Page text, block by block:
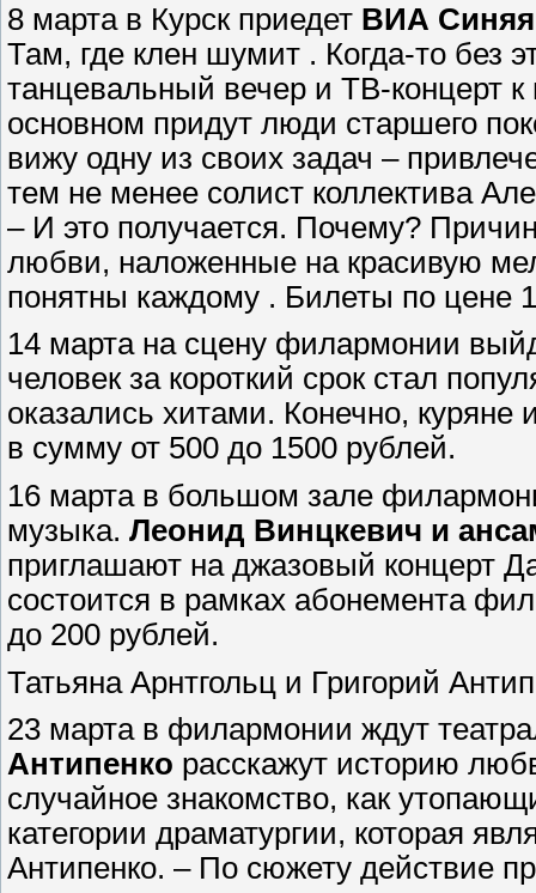
8 марта в Курск приедет ВИА
Там, где клен шумит . Когда-то без
танцевальный вечер и ТВ-концерт
основном придут люди старшего
вижу одну из своих задач –
тем не менее солист коллектива
– И это получается. Почему?
любви, наложенные на красивую
понятны каждому . Билеты по цене
14 марта на сцену филармонии
человек за короткий срок стал
оказались хитами. Конечно, куряне
в сумму от 500 до 1500 рублей.
16 марта в большом зале
музыка. Леонид Винцкевич и
приглашают на джазовый концерт
состоится в рамках абонемента
до 200 рублей.
Татьяна Арнтгольц и Григорий
23 марта в филармонии ждут
Антипенко расскажут историю
случайное знакомство, как
категории драматургии, которая
Антипенко. – По сюжету действие